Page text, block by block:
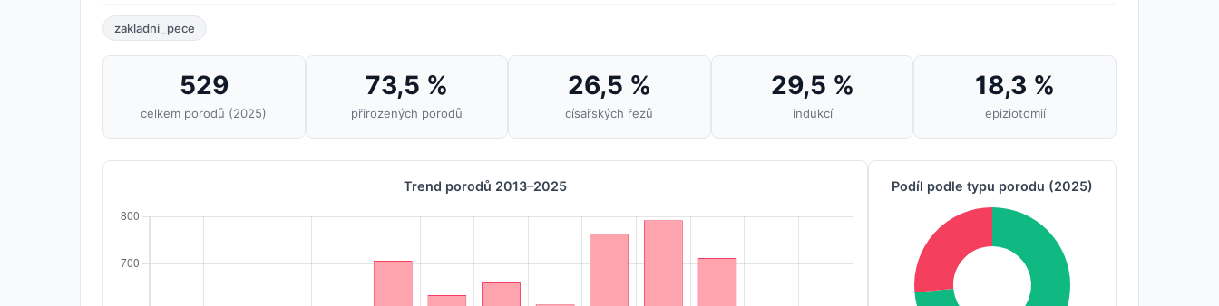
zakladni_pece
529
celkem porodů (2025)
73,5 %
přirozených porodů
26,5 %
císařských řezů
29,5 %
indukcí
18,3 %
epiziotomií
Trend porodů 2013–2025 Podíl podle typu porodu (2025)